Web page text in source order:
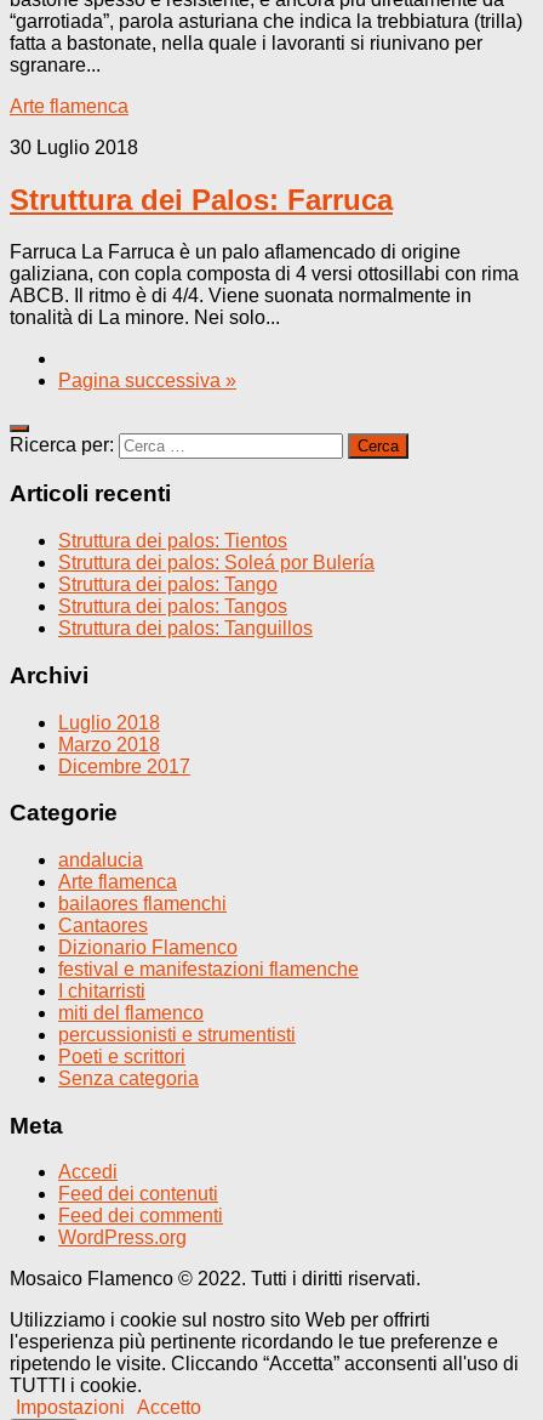
“garrotiada”, parola asturiana che indica la trebbiatura (trilla)
fatta a bastonate, nella quale i lavoranti si riunivano per
sgranare...
Arte flamenca
30 Luglio 2018
Struttura dei Palos: Farruca
Farruca La Farruca è un palo aflamencado di origine
galiziana, con copla composta di 4 versi ottosillabi con rima
ABCB. Il ritmo è di 4/4. Viene suonata normalmente in
tonalità di La minore. Nei solo...
Pagina successiva »
Ricerca per:
Articoli recenti
Struttura dei palos: Tientos
Struttura dei palos: Soleá por Bulería
Struttura dei palos: Tango
Struttura dei palos: Tangos
Struttura dei palos: Tanguillos
Archivi
Luglio 2018
Marzo 2018
Dicembre 2017
Categorie
andalucia
Arte flamenca
bailaores flamenchi
Cantaores
Dizionario Flamenco
festival e manifestazioni flamenche
I chitarristi
miti del flamenco
percussionisti e strumentisti
Poeti e scrittori
Senza categoria
Meta
Accedi
Feed dei contenuti
Feed dei commenti
WordPress.org
Mosaico Flamenco © 2022. Tutti i diritti riservati.
Utilizziamo i cookie sul nostro sito Web per offrirti
l'esperienza più pertinente ricordando le tue preferenze e
ripetendo le visite. Cliccando “Accetta” acconsenti all'uso di
TUTTI i cookie.
Impostazioni
Accetto